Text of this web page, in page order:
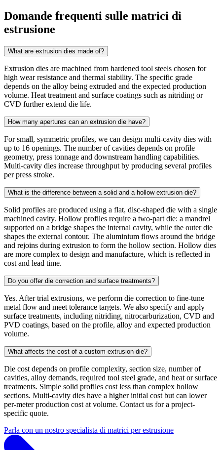
Domande frequenti sulle matrici di
estrusione
What are extrusion dies made of?
Extrusion dies are machined from hardened tool steels chosen for
high wear resistance and thermal stability. The specific grade
depends on the alloy being extruded and the expected production
volume. Heat treatment and surface coatings such as nitriding or
CVD further extend die life.
How many apertures can an extrusion die have?
For small, symmetric profiles, we can design multi-cavity dies with
up to 16 openings. The number of cavities depends on profile
geometry, press tonnage and downstream handling capabilities.
Multi-cavity dies increase throughput by producing several profiles
per press stroke.
What is the difference between a solid and a hollow extrusion die?
Solid profiles are produced using a flat, disc-shaped die with a single
machined cavity. Hollow profiles require a two-part die: a mandrel
supported on a bridge shapes the internal cavity, while the outer die
shapes the external contour. The aluminium flows around the bridge
and rejoins during extrusion to form the hollow section. Hollow dies
are more complex to design and manufacture, which is reflected in
cost and lead time.
Do you offer die correction and surface treatments?
Yes. After trial extrusions, we perform die correction to fine-tune
metal flow and meet tolerance targets. We also specify and apply
surface treatments, including nitriding, nitrocarburization, CVD and
PVD coatings, based on the profile, alloy and expected production
volume.
What affects the cost of a custom extrusion die?
Die cost depends on profile complexity, section size, number of
cavities, alloy demands, required tool steel grade, and heat or surface
treatments. Simple solid profiles cost less than complex hollow
sections. Multi-cavity dies have a higher initial cost but can lower
per-meter production cost at volume. Contact us for a project-
specific quote.
Parla con un nostro specialista di matrici per estrusione